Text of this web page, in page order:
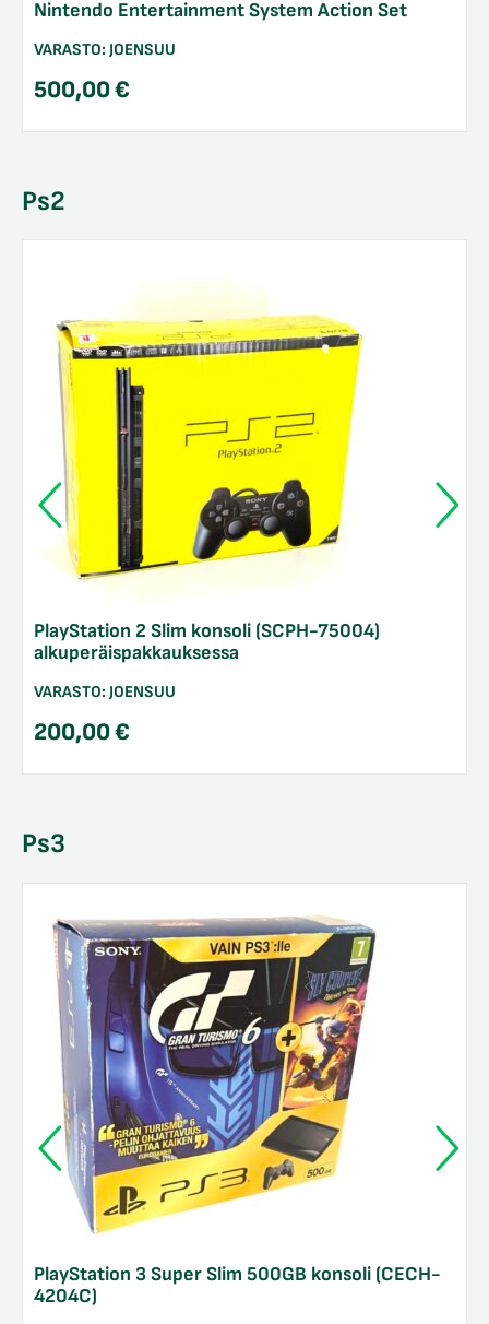
Nintendo Entertainment System Action Set
VARASTO: JOENSUU
500,00€
Ps2
PlayStation 2 Slim konsoli (SCPH-75004)
alkuperäispakkauksessa
VARASTO: JOENSUU
200,00€
Ps3
PlayStation 3 Super Slim 500GB konsoli (CECH-
4204C)